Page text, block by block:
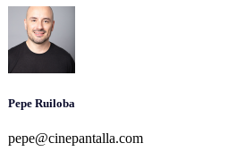
Link
Compartir
Pepe Ruiloba
pepe@cinepantalla.com